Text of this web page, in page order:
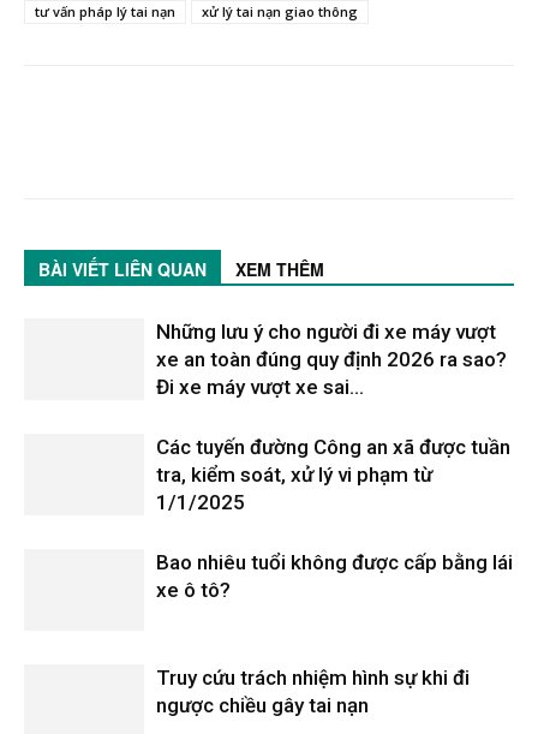
tư vấn pháp lý tai nạn
xử lý tai nạn giao thông
BÀI VIẾT LIÊN QUAN XEM THÊM
Những lưu ý cho người đi xe máy vượt
xe an toàn đúng quy định 2026 ra sao?
Đi xe máy vượt xe sai...
Các tuyến đường Công an xã được tuần
tra, kiểm soát, xử lý vi phạm từ
1/1/2025
Bao nhiêu tuổi không được cấp bằng lái
xe ô tô?
Truy cứu trách nhiệm hình sự khi đi
ngược chiều gây tai nạn